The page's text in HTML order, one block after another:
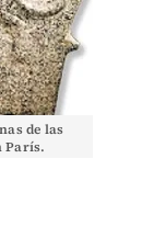
de las
París.